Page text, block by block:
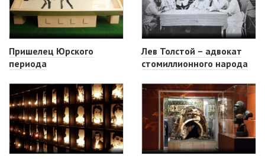
Пришелец Юрского
периода
Лев Толстой – адвокат
стомиллионного народа